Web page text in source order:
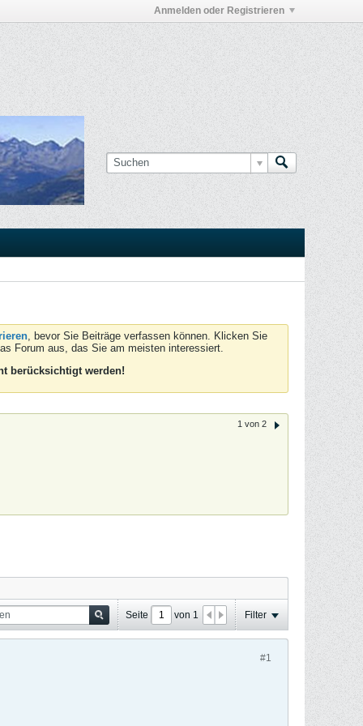
Anmelden oder Registrieren
, bevor Sie Beiträge verfassen können. Klicken Sie
Forum aus, das Sie am meisten interessiert.
berücksichtigt werden!
1 von 2
Seite von 1 Filter
#1